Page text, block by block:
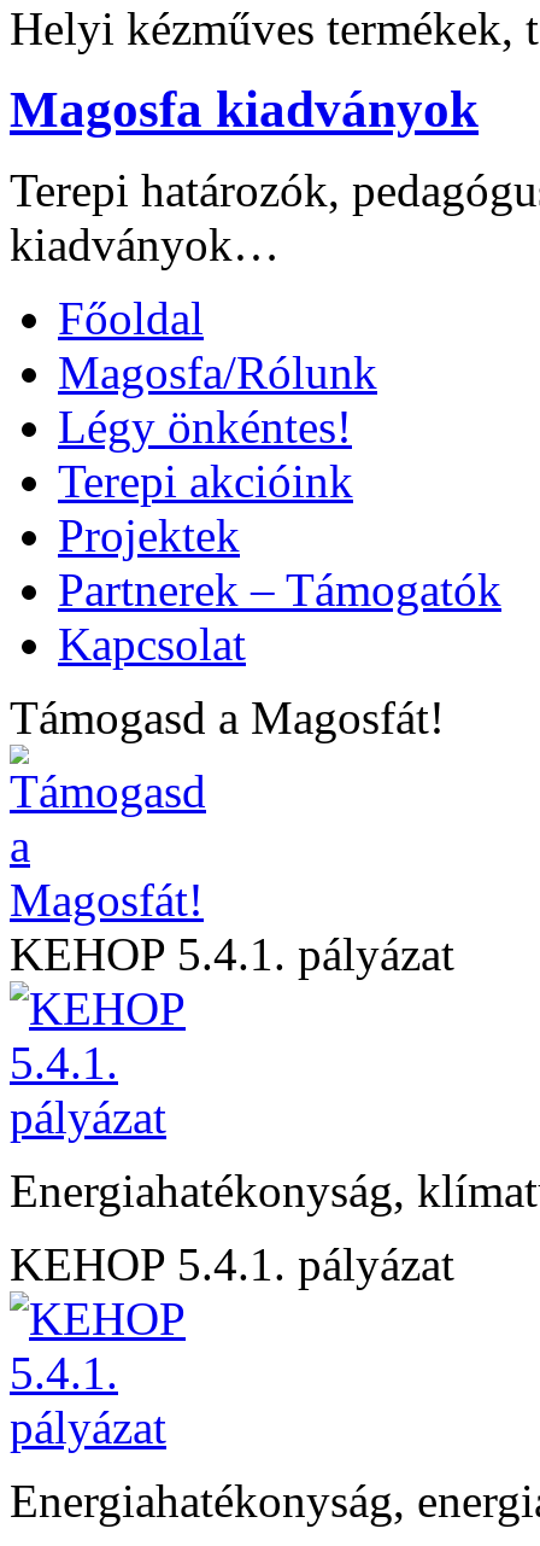
Helyi kézműves
Magosfa kiadványok
Terepi határozók,
kiadványok…
Főoldal
Magosfa/Rólunk
Légy önkéntes!
Terepi akcióink
Projektek
Partnerek – Támogatók
Kapcsolat
Támogasd a Magosfát!
KEHOP 5.4.1. pályázat
Energiahatékonyság,
KEHOP 5.4.1. pályázat
Energiahatékonyság,